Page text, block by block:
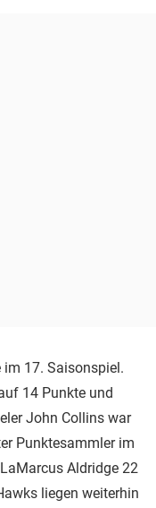
im 17. Saisonspiel.
14 Punkte und
John Collins war
Punktesammler im
Aldridge 22
liegen weiterhin